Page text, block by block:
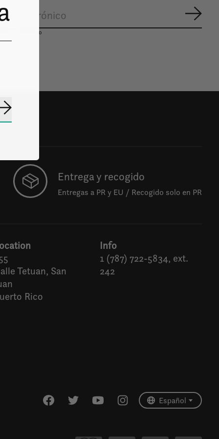
lo necesario
Entrega y recogido
Entregas a PR y EU / Recogido solo en PR
Tetuan, San
Rico
Info
1 (787) 722-5834, ext.
242
Español
Suscribirse